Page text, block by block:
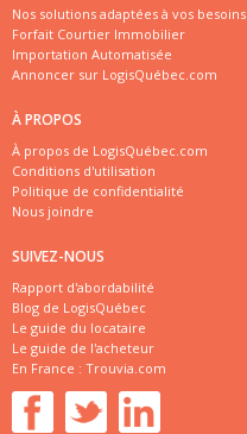
Nos solutions adaptées à vos besoins
Forfait Courtier Immobilier
Importation Automatisée
Annoncer sur LogisQuébec.com
À PROPOS
À propos de LogisQuébec.com
Conditions d'utilisation
Politique de confidentialité
Nous joindre
SUIVEZ-NOUS
Rapport d'abordabilité
Blog de LogisQuébec
Le guide du locataire
Le guide de l'acheteur
En France : Trouvia.com